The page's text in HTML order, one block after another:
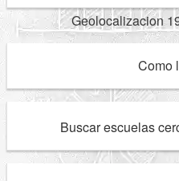
Geolocalizacion
Como
Buscar escuelas